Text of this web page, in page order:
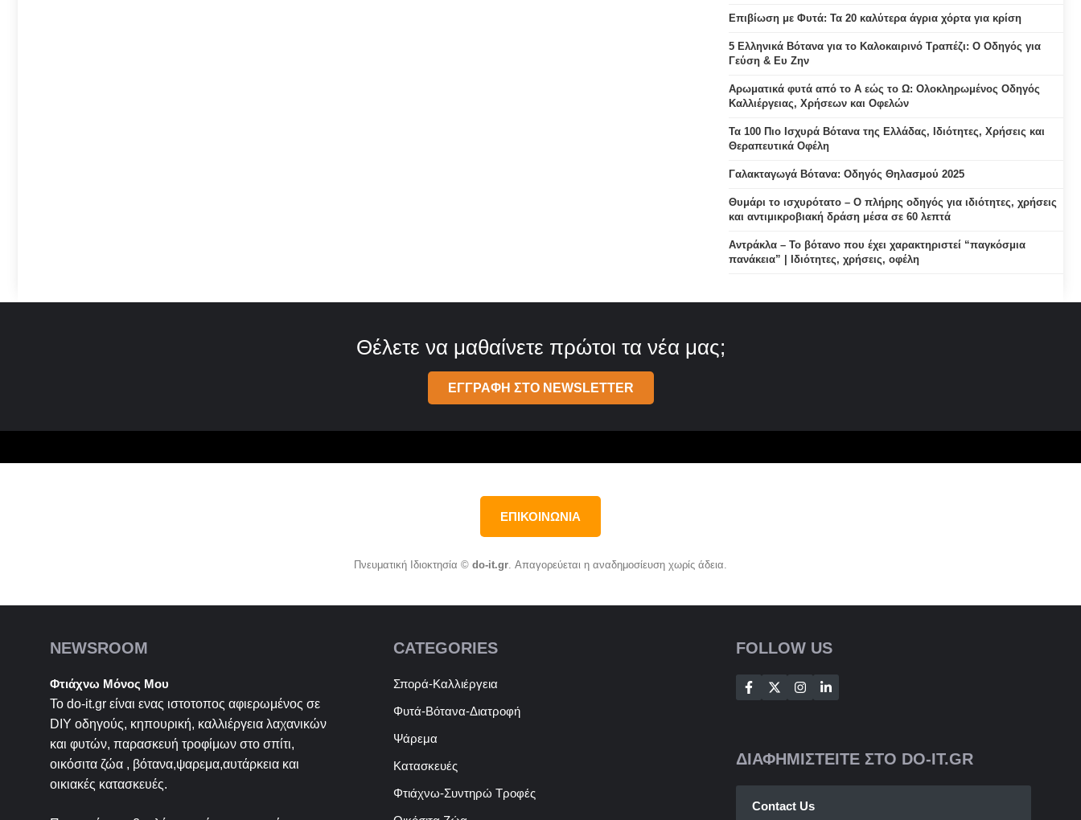
Επιβίωση με Φυτά: Τα 20 καλύτερα άγρια χόρτα για κρίση
5 Ελληνικά Βότανα για το Καλοκαιρινό Τραπέζι: Ο Οδηγός για
Γεύση & Ευ Ζην
Αρωματικά φυτά από το Α εώς το Ω: Ολοκληρωμένος Οδηγός
Καλλιέργειας, Χρήσεων και Οφελών
Τα 100 Πιο Ισχυρά Βότανα της Ελλάδας, Ιδιότητες, Χρήσεις και
Θεραπευτικά Οφέλη
Γαλακταγωγά Βότανα: Οδηγός Θηλασμού 2025
Θυμάρι το ισχυρότατο – Ο πλήρης οδηγός για ιδιότητες, χρήσεις
και αντιμικροβιακή δράση μέσα σε 60 λεπτά
Αντράκλα – Το βότανο που έχει χαρακτηριστεί “παγκόσμια
πανάκεια” | Ιδιότητες, χρήσεις, οφέλη
Θέλετε να μαθαίνετε πρώτοι τα νέα μας;
ΕΓΓΡΑΦΗ ΣΤΟ NEWSLETTER
ΕΠΙΚΟΙΝΩΝΙΑ
Πνευματική Ιδιοκτησία © do-it.gr. Απαγορεύεται η αναδημοσίευση χωρίς άδεια.
NEWSROOM
Φτιάχνω Μόνος Μου
Το do-it.gr είναι ενας ιστοτοπος αφιερωμένος σε
DIY οδηγούς, κηπουρική, καλλιέργεια λαχανικών
και φυτών, παρασκευή τροφίμων στο σπίτι,
οικόσιτα ζώα , βότανα,ψαρεμα,αυτάρκεια και
οικιακές κατασκευές.
CATEGORIES
Σπορά-Καλλιέργεια
Φυτά-Βότανα-Διατροφή
Ψάρεμα
Κατασκευές
Φτιάχνω-Συντηρώ Τροφές
FOLLOW US
ΔΙΑΦΗΜΙΣΤΕΙΤΕ ΣΤΟ DO-IT.GR
Contact Us